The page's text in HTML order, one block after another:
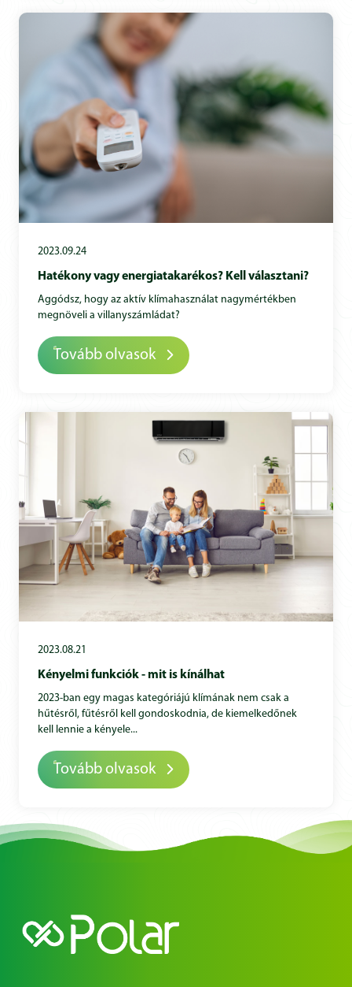
2023.09.24
Hatékony vagy energiatakarékos? Kell választani?
Aggódsz, hogy az aktív klímahasználat nagymértékben
megnöveli a villanyszámládat?
Tovább olvasok
2023.08.21
Kényelmi funkciók - mit is kínálhat
2023-ban egy magas kategóriájú klímának nem csak a
hűtésről, fűtésről kell gondoskodnia, de kiemelkedőnek
kell lennie a kényele...
Tovább olvasok